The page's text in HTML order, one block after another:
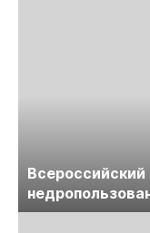
Всероссийский